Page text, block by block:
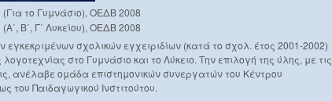
το Γυμνάσιο), ΟΕΔΒ 2008
Β΄, Γ΄ Λυκείου), ΟΕΔΒ 2008
σχολικών εγχειριδίων (κατά το σχολ. έτος 2001-2002)
στο Γυμνάσιο και το Λύκειο. Την επιλογή της ύλης, με τις
ανέλαβε ομάδα επιστημονικών συνεργατών του Κέντρου
του Παιδαγωγικού Ινστιτούτου.